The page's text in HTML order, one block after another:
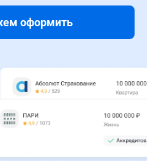
оформить